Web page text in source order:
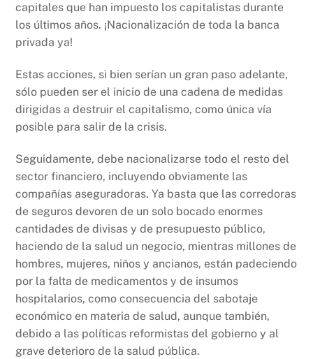
capitales que han impuesto los capitalistas durante
los últimos años. ¡Nacionalización de toda la banca
privada ya!
Estas acciones, si bien serían un gran paso adelante,
sólo pueden ser el inicio de una cadena de medidas
dirigidas a destruir el capitalismo, como única vía
posible para salir de la crisis.
Seguidamente, debe nacionalizarse todo el resto del
sector financiero, incluyendo obviamente las
compañías aseguradoras. Ya basta que las corredoras
de seguros devoren de un solo bocado enormes
cantidades de divisas y de presupuesto público,
haciendo de la salud un negocio, mientras millones de
hombres, mujeres, niños y ancianos, están padeciendo
por la falta de medicamentos y de insumos
hospitalarios, como consecuencia del sabotaje
económico en materia de salud, aunque también,
debido a las políticas reformistas del gobierno y al
grave deterioro de la salud pública.